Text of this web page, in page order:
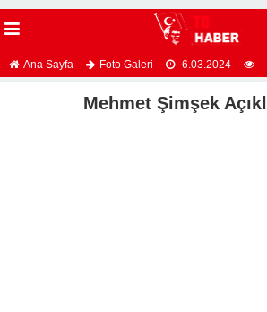
Ana Sayfa Foto Galeri 6.03.2024
Mehmet Şimşek